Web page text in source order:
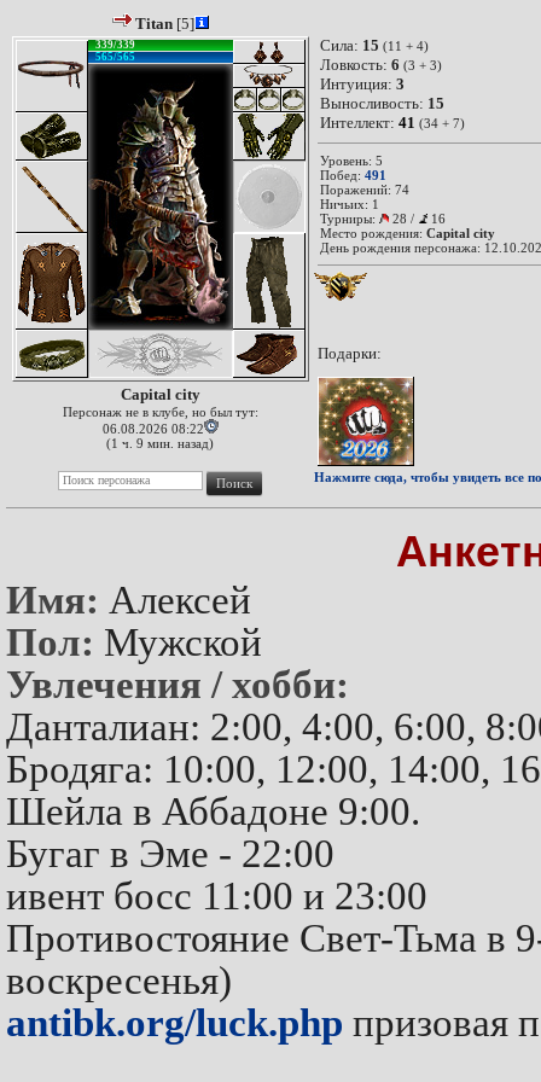
Titan [5]
339/339
565/565
Capital city
Персонаж не в клубе, но был тут:
06.08.2026 08:22
(1 ч. 9 мин. назад)
Сила: 15 (11 + 4)
Ловкость: 6 (3 + 3)
Интуиция: 3
Выносливость: 15
Интеллект: 41 (34 + 7)
Уровень: 5
Побед: 491
Поражений: 74
Ничьих: 1
Турниры:
28 /
16
Место рождения: Capital city
День рождения персонажа:
Подарки:
Нажмите сюда, чтобы увидеть все
Имя: Алексей
Пол: Мужской
Увлечения / хобби:
Данталиан: 2:00, 4:00, 6:00,
Бродяга: 10:00, 12:00, 14:00,
Шейла в Аббадоне 9:00.
Бугаг в Эме - 22:00
ивент босс 11:00 и 23:00
Противостояние Свет-Тьма в
воскресенья)
antibk.org/luck.php призовая